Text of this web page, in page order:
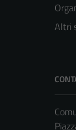
Altri